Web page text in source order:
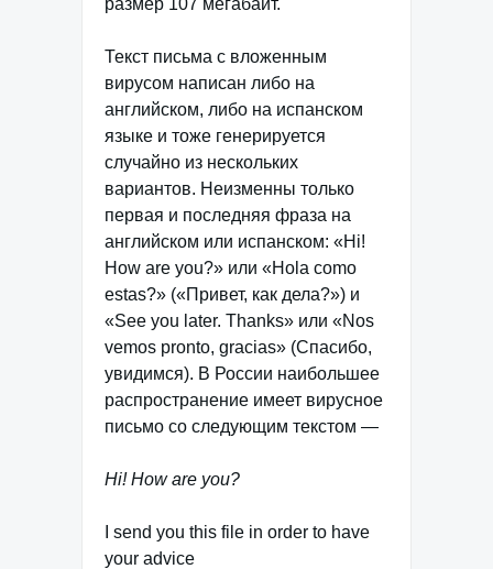
размер 107 мегабайт.
Текст письма с вложенным
вирусом написан либо на
английском, либо на испанском
языке и тоже генерируется
случайно из нескольких
вариантов. Неизменны только
первая и последняя фраза на
английском или испанском: «Hi!
How are you?» или «Hola como
estas?» («Привет, как дела?») и
«See you later. Thanks» или «Nos
vemos pronto, gracias» (Спасибо,
увидимся). В России наибольшее
распространение имеет вирусное
письмо со следующим текстом —
Hi! How are you?
I send you this file in order to have
your advice